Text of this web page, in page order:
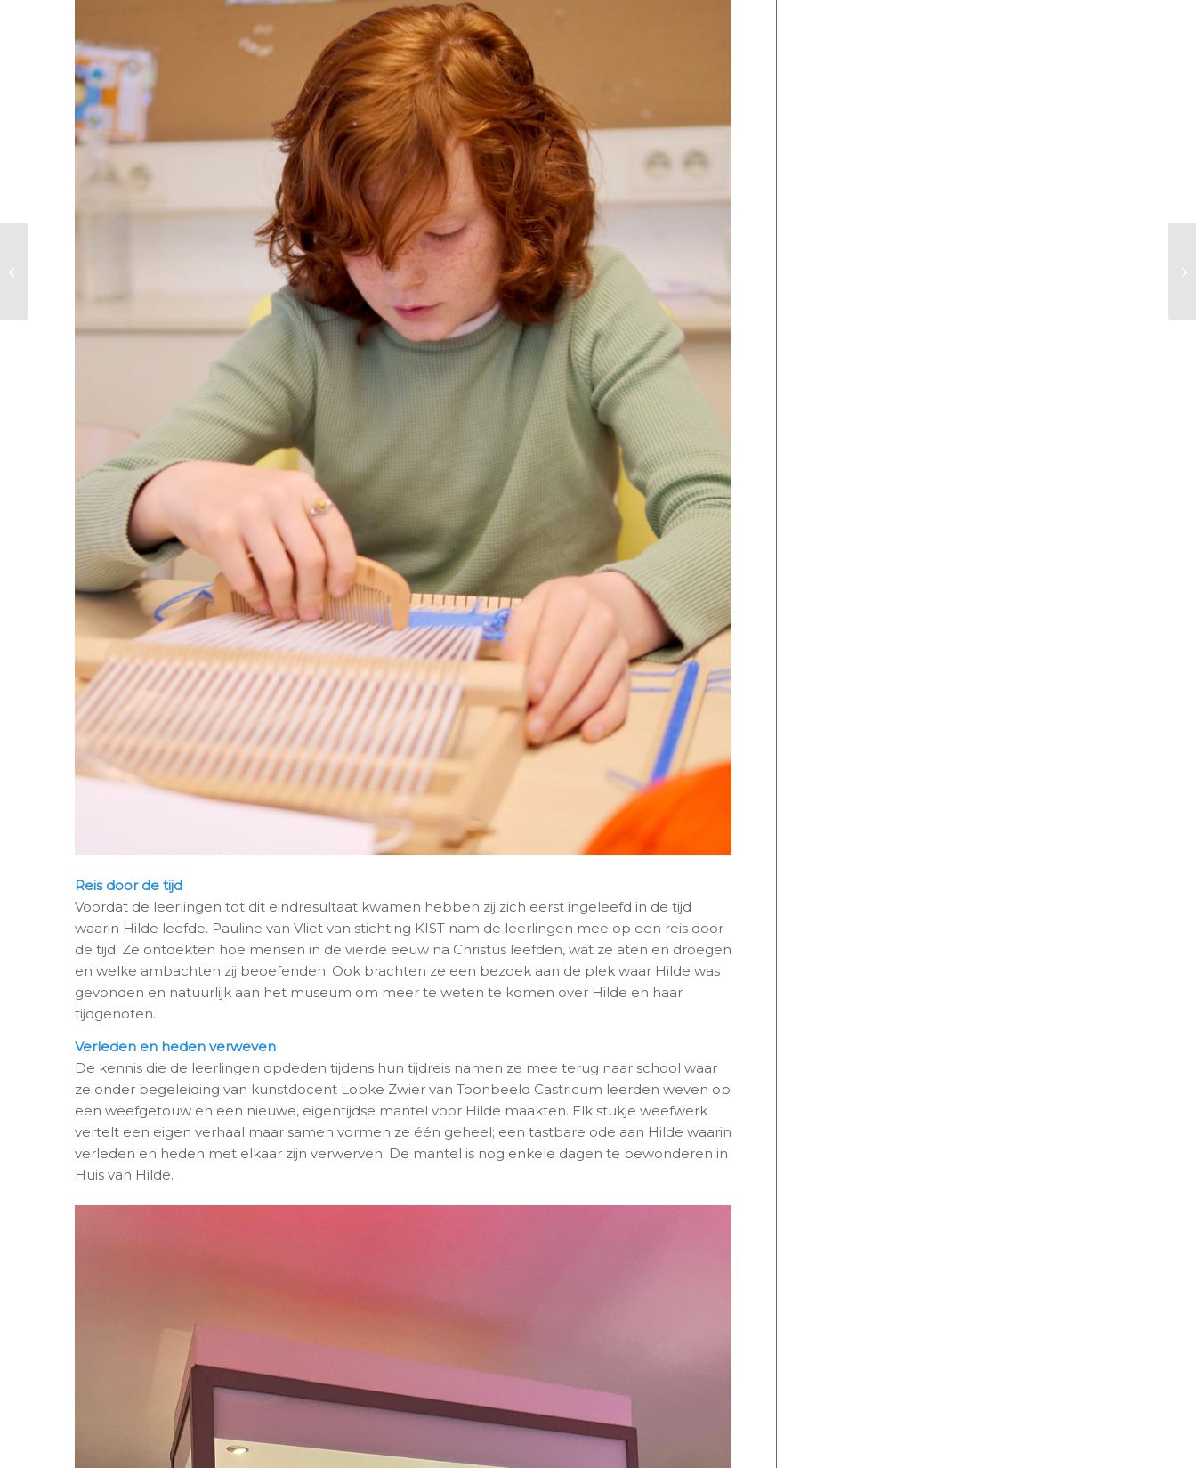
Reis door de tijd
Voordat de leerlingen tot dit eindresultaat kwamen hebben zij zich eerst ingeleefd in de tijd
waarin Hilde leefde. Pauline van Vliet van stichting KIST nam de leerlingen mee op een reis door
de tijd. Ze ontdekten hoe mensen in de vierde eeuw na Christus leefden, wat ze aten en droegen
en welke ambachten zij beoefenden. Ook brachten ze een bezoek aan de plek waar Hilde was
gevonden en natuurlijk aan het museum om meer te weten te komen over Hilde en haar
tijdgenoten.
Verleden en heden verweven
De kennis die de leerlingen opdeden tijdens hun tijdreis namen ze mee terug naar school waar
ze onder begeleiding van kunstdocent Lobke Zwier van Toonbeeld Castricum leerden weven op
een weefgetouw en een nieuwe, eigentijdse mantel voor Hilde maakten. Elk stukje weefwerk
vertelt een eigen verhaal maar samen vormen ze één geheel; een tastbare ode aan Hilde waarin
verleden en heden met elkaar zijn verwerven. De mantel is nog enkele dagen te bewonderen in
Huis van Hilde.